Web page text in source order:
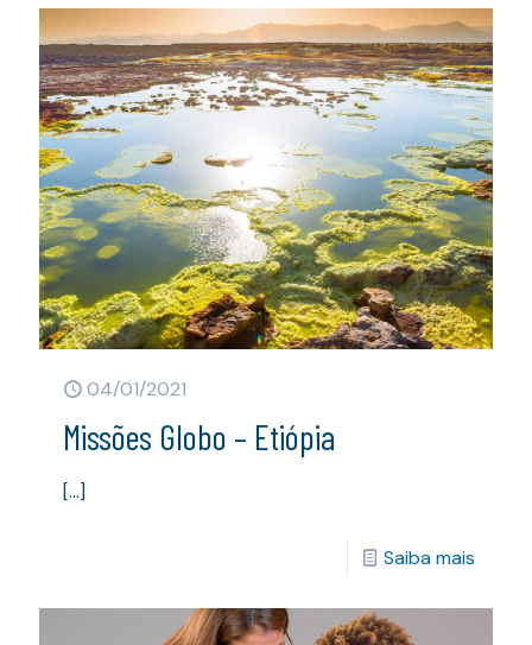
04/01/2021
Missões Globo – Etiópia
[…]
Saiba mais